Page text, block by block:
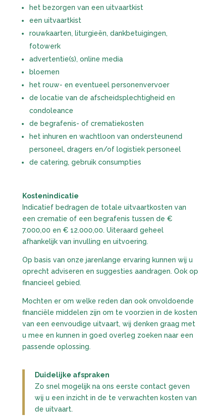
het bezorgen van een uitvaartkist
een uitvaartkist
rouwkaarten, liturgieën, dankbetuigingen,
fotowerk
advertentie(s), online media
bloemen
het rouw- en eventueel personenvervoer
de locatie van de afscheidsplechtigheid en
condoleance
de begrafenis- of crematiekosten
het inhuren en wachtloon van ondersteunend
personeel, dragers en/of logistiek personeel
de catering, gebruik consumpties
Kostenindicatie
Indicatief bedragen de totale uitvaartkosten van
een crematie of een begrafenis tussen de €
7.000,00 en € 12.000,00. Uiteraard geheel
afhankelijk van invulling en uitvoering.
Op basis van onze jarenlange ervaring kunnen wij u
oprecht adviseren en suggesties aandragen. Ook op
financieel gebied.
Mochten er om welke reden dan ook onvoldoende
financiële middelen zijn om te voorzien in de kosten
van een eenvoudige uitvaart, wij denken graag met
u mee en kunnen in goed overleg zoeken naar een
passende oplossing.
Duidelijke afspraken
Zo snel mogelijk na ons eerste contact geven
wij u een inzicht in de te verwachten kosten van
de uitvaart.